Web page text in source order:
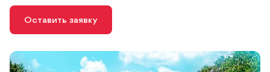
Оставить заявку